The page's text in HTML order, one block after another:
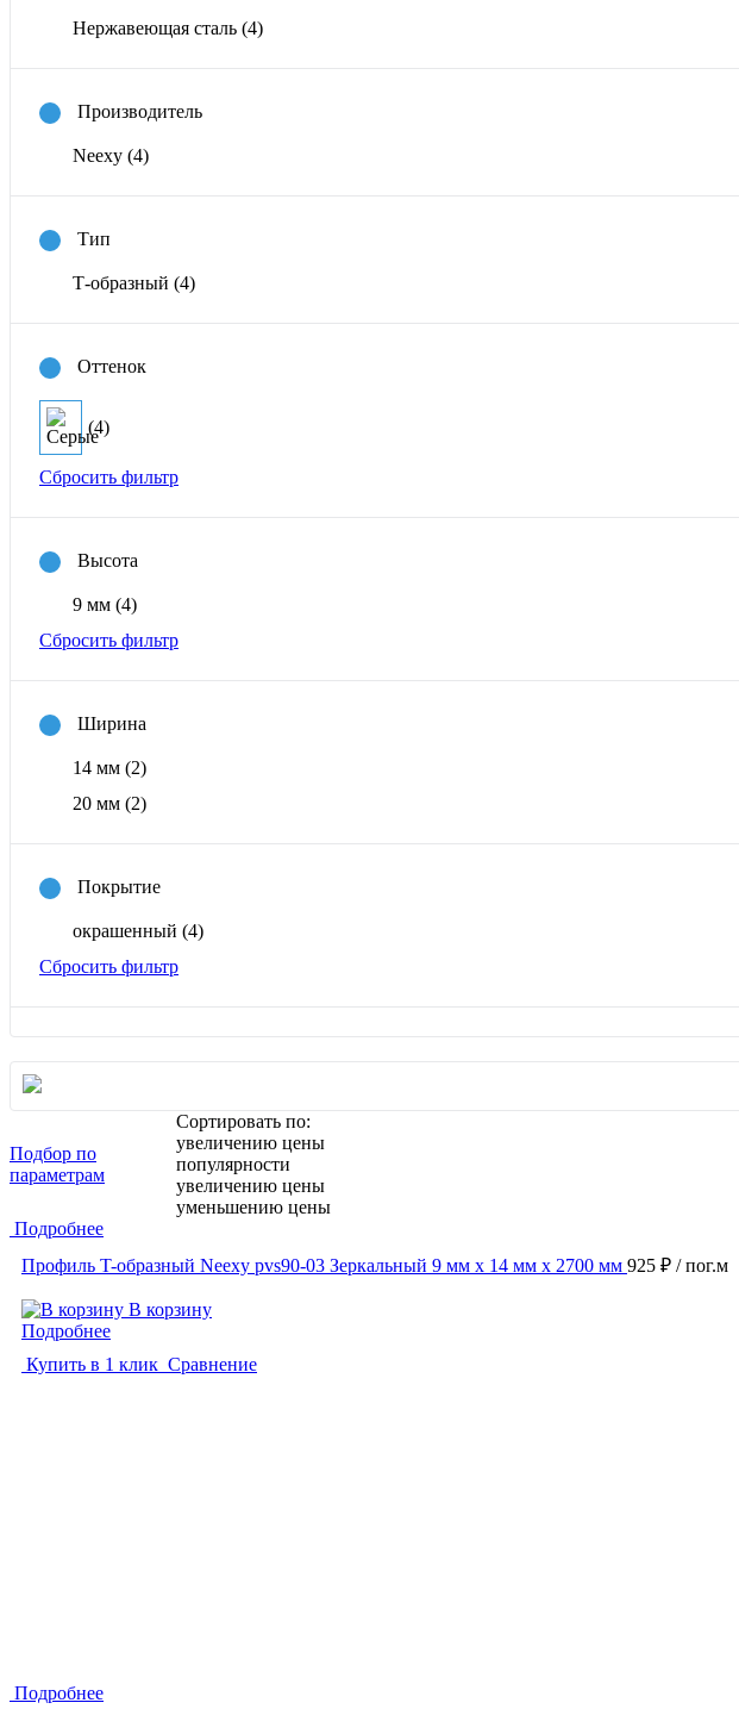
Нержавеющая сталь (4)
Производитель
Neexy (4)
Тип
Т-образный (4)
Оттенок
(4)
Сбросить фильтр
Высота
9 мм (4)
Сбросить фильтр
Ширина
14 мм (2)
20 мм (2)
Покрытие
окрашенный (4)
Сбросить фильтр
Подбор по
параметрам
Сортировать по:
увеличению цены
популярности
увеличению цены
уменьшению цены
Подробнее
Профиль T-образный Neexy pvs90-03 Зеркальный 9 мм x 14 мм х 2700 мм 925 ₽ / пог.м
В корзину
Подробнее
Купить в 1 клик Сравнение
Подробнее